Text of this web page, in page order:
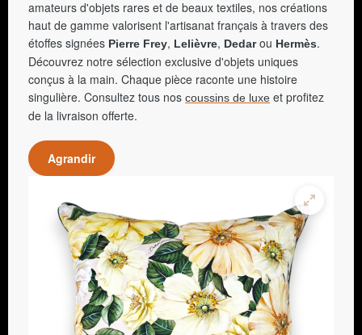
amateurs d'objets rares et de beaux textiles, nos créations
haut de gamme valorisent l'artisanat français à travers des
étoffes signées Pierre Frey, Lelièvre, Dedarou Hermès.
Découvrez notre sélection exclusive d'objets uniques
conçus à la main. Chaque pièce raconte une histoire
singulière. Consultez tous nos coussins de luxe et profitez
de la livraison offerte.
Agrandir